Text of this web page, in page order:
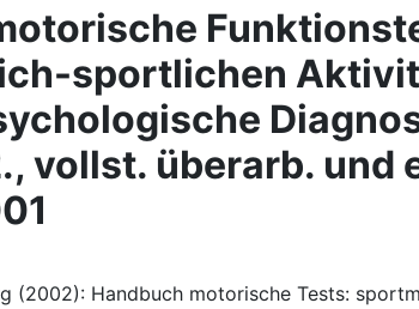
sportlichen
vollst. überarb. und
(2002): Handbuch motorische Tests: